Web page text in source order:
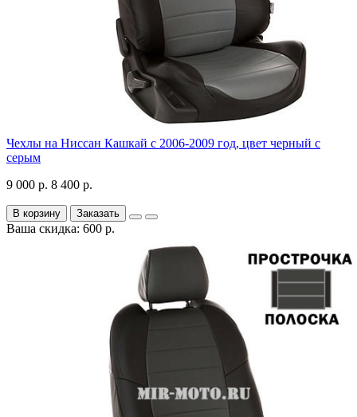
Чехлы на Ниссан Кашкай с 2006-2009 год, цвет черный с
серым
9 000 р. 8 400 р.
В корзину Заказать
Ваша скидка: 600 р.